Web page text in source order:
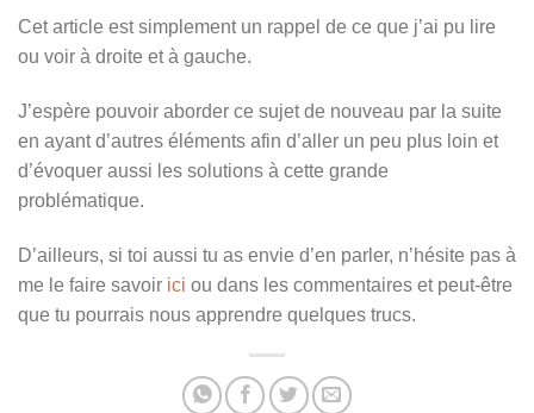
Cet article est simplement un rappel de ce que j’ai pu lire
ou voir à droite et à gauche.
J’espère pouvoir aborder ce sujet de nouveau par la suite
en ayant d’autres éléments afin d’aller un peu plus loin et
d’évoquer aussi les solutions à cette grande
problématique.
D’ailleurs, si toi aussi tu as envie d’en parler, n’hésite pas à
me le faire savoir ici ou dans les commentaires et peut-être
que tu pourrais nous apprendre quelques trucs.